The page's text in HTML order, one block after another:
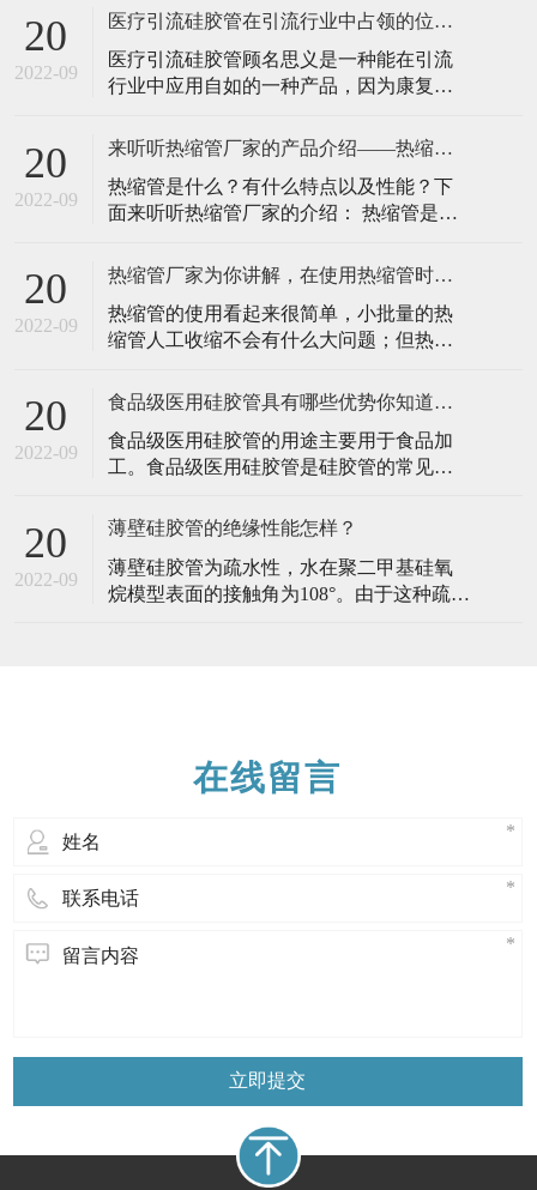
胶管本身优良的性能，耐高温、耐高压、
良好的耐刺扎损伤机械性能。硅胶热缩管
最大的优点就是在潮湿的坏境之中或者是
化，所以在一
20
2022-09
医疗引流硅胶管在引流行业中占领的位置！
医疗引流硅胶管顾名思义是一种能在引流
行业中应用自如的一种产品，因为康复机
的人提供始终如一可的弹性材料。并且可
上，呼吸回路上面，NSF导管等。因为医疗
引流硅胶管可以通过生物相容性报告，符
20
2022-09
来听听热缩管厂家的产品介绍——热缩管！
热缩管是什么？有什么特点以及性能？下
面来听听热缩管厂家的介绍： 热缩管是用
EVA材料。表层采用优质软质化学交联聚
烯烃原料，内层采用热熔胶制成。表层的
原料具有绝缘层防腐耐磨的特点，内层具
有低熔点、防潮密封、高附着力的优点。
燃，
20
2022-09
热缩管厂家为你讲解，在使用热缩管时可能会遇到的问题！
热缩管的使用看起来很简单，小批量的热
缩管人工收缩不会有什么大问题；但热缩
入烘箱或隧道炉中，可能会出现很多问
题，会大大影响生产效率，增加生产成
本，降低热缩管绝缘保护的性能。那么有
什么办法可以解决这些事情呢？热缩管厂
一
20
2022-09
食品级医用硅胶管具有哪些优势你知道吗！
食品级医用硅胶管的用途主要用于食品加
工。食品级医用硅胶管是硅胶管的常见类
说一下食品级医用硅胶管的特殊优势。 食
用于诊断、治疗和护理。要求颜色单一，
对组织和细胞的损伤尽可能小，不含因迁
20
2022-09
薄壁硅胶管的绝缘性能怎样？
薄壁硅胶管为疏水性，水在聚二甲基硅氧
烷模型表面的接触角为108°。由于这种疏水
在线留言
立即提交